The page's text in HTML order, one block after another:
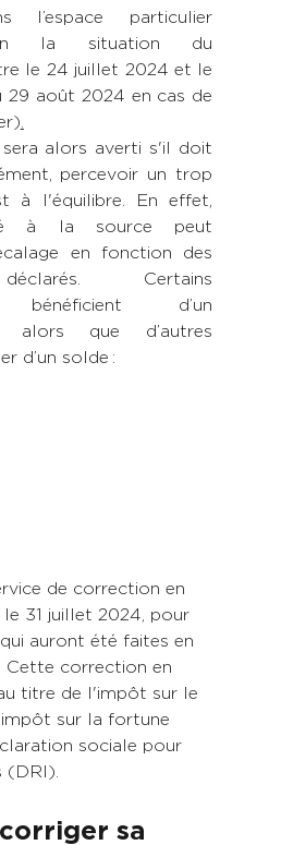
l’espace particulier
la situation du
le 24 juillet 2024 et le
août 2024 en cas de
alors averti s'il doit
percevoir un trop
à l'équilibre. En effet,
à la source peut
en fonction des
Certains
bénéficient d’un
alors que d’autres
d’un solde :
de correction en
le 31 juillet 2024, pour
auront été faites en
Cette correction en
titre de l'impôt sur le
sur la fortune
sociale pour
(DRI).
sa